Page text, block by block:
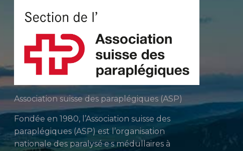
Association suisse des paraplégiques (ASP)
Fondée en 1980, l’Association suisse des
paraplégiques (ASP) est l’organisation
nationale des paralysé·e·s médullaires à